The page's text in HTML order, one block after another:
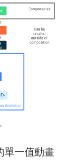
單一值動畫